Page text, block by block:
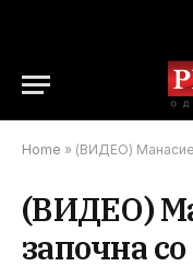
Home » (ВИДЕО) Манасиевски: Заев започна со
(ВИДЕО)
започна